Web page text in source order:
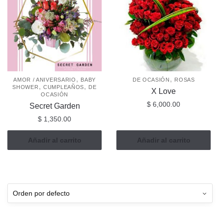
AMOR / ANIVERSARIO , BABY
SHOWER , CUMPLEAÑOS, DE
OCASIÓN
Secret Garden
$ 1,350.00
Añadir al carrito
DE OCASIÓN , ROSAS
X Love
$ 6,000.00
Añadir al carrito